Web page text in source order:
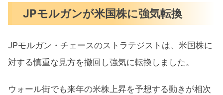
JPモルガンが米国株に強気転換
JPモルガン・チェースのストラテジストは、米国株に
対する慎重な見方を撤回し強気に転換しました。
ウォール街でも来年の米株上昇を予想する動きが相次